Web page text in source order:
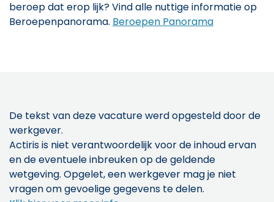
beroep dat erop lijk? Vind alle nuttige informatie op
Beroepenpanorama. Beroepen Panorama
De tekst van deze vacature werd opgesteld door de
werkgever.
Actiris is niet verantwoordelijk voor de inhoud ervan
en de eventuele inbreuken op de geldende
wetgeving. Opgelet, een werkgever mag je niet
vragen om gevoelige gegevens te delen.